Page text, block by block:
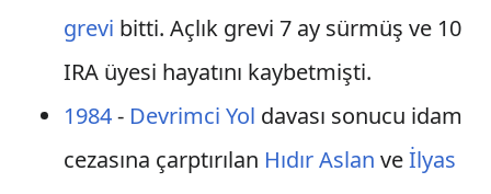
grevi bitti. Açlık grevi 7 ay sürmüş ve 10
IRA üyesi hayatını kaybetmişti.
1984- Devrimci Yol davası sonucu idam
cezasına çarptırılan Hıdır Aslan veİlyas